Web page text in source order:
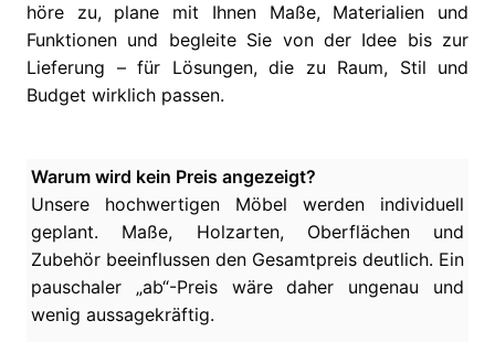
höre zu, plane mit Ihnen Maße, Materialien und
Funktionen und begleite Sie von der Idee bis zur
Lieferung – für Lösungen, die zu Raum, Stil und
Budget wirklich passen.
Warum wird kein Preis angezeigt?
Unsere hochwertigen Möbel werden individuell
geplant. Maße, Holzarten, Oberflächen und
Zubehör beeinflussen den Gesamtpreis deutlich. Ein
pauschaler „ab“-Preis wäre daher ungenau und
wenig aussagekräftig.